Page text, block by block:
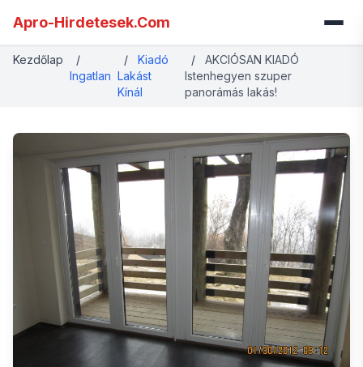
Apro-Hirdetesek.Com
Kezdőlap
/
Ingatlan
/
Kiadó
Lakást
Kínál
/
AKCIÓSAN KIADÓ
Istenhegyen szuper
panorámás lakás!